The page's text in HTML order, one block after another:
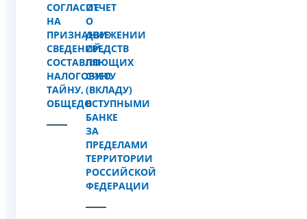
СОГЛАСИЕ
НА
ПРИЗНАНИЕ
СВЕДЕНИЙ,
СОСТАВЛЯЮЩИХ
НАЛОГОВУЮ
ТАЙНУ,
ОБЩЕДОСТУПНЫМИ
ОТЧЕТ
О
ДВИЖЕНИИ
СРЕДСТВ
ПО
СЧЕТУ
(ВКЛАДУ)
В
БАНКЕ
ЗА
ПРЕДЕЛАМИ
ТЕРРИТОРИИ
РОССИЙСКОЙ
ФЕДЕРАЦИИ